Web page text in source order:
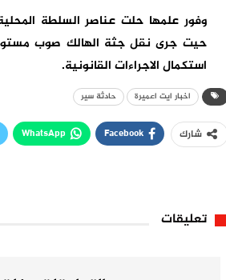
وفور علمها حلت عناصر السلطة
حيت جرى نقل جثة الهالك صوب
استكمال الاجراءات القانونية.
اخبار ايت اعميرة حادثة سير
شارك Facebook
WhatsApp
تعليقات